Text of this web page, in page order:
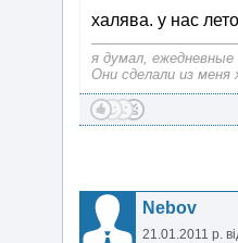
халява. у нас
я думал,
Они сделали из
Nebov
21.01.2011 р.